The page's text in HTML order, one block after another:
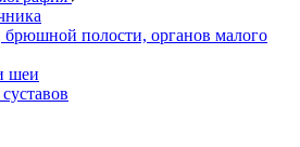
полости, органов малого
шеи